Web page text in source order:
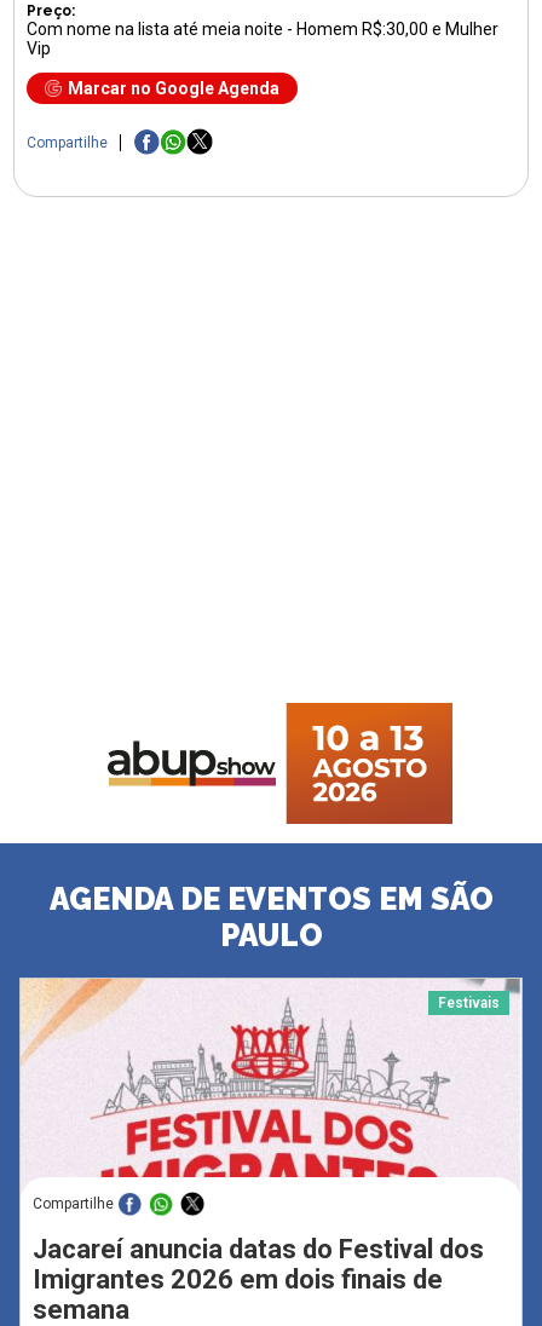
Preço:
Com nome na lista até meia noite - Homem R$:30,00 e Mulher
Vip
Marcar no Google Agenda
Compartilhe
AGENDA DE EVENTOS EM SÃO
PAULO
Festivais
Compartilhe
Jacareí anuncia datas do Festival dos
Imigrantes 2026 em dois finais de
semana